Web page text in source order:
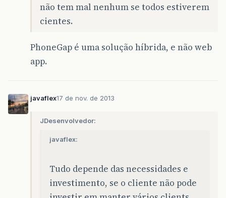
não tem mal nenhum se todos estiverem
cientes.
PhoneGap é uma solução híbrida, e não web
app.
javaflex17 de nov. de 2013
JDesenvolvedor:
javaflex:
Tudo depende das necessidades e
investimento, se o cliente não pode